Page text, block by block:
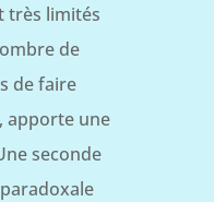
très limités
de
de faire
apporte une
seconde